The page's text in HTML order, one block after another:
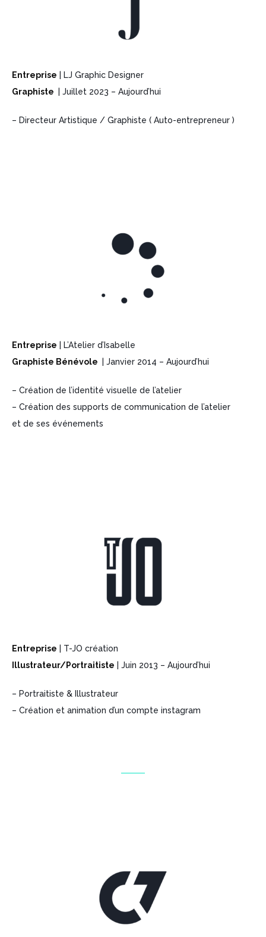
Entreprise | LJ Graphic Designer
Graphiste
| Juillet 2023 – Aujourd’hui
– Directeur Artistique / Graphiste ( Auto-entrepreneur )
Entreprise | L’Atelier d’Isabelle
Graphiste Bénévole
| Janvier 2014 – Aujourd’hui
– Création de l’identité visuelle de l’atelier
– Création des supports de communication de l’atelier
et de ses événements
Entreprise | T-JO création
Illustrateur/Portraitiste | Juin 2013 – Aujourd’hui
– Portraitiste & Illustrateur
– Création et animation d’un compte instagram